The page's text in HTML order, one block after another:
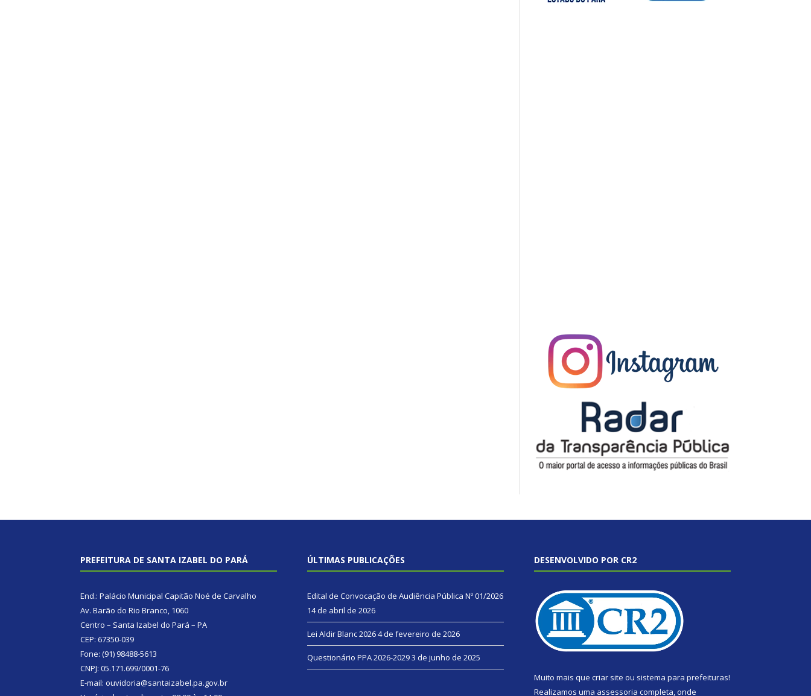
PREFEITURA DE SANTA IZABEL DO PARÁ
End.: Palácio Municipal Capitão Noé de Carvalho
Av. Barão do Rio Branco, 1060
Centro – Santa Izabel do Pará – PA
CEP: 67350-039
Fone: (91) 98488-5613
CNPJ: 05.171.699/0001-76
E-mail: ouvidoria@santaizabel.pa.gov.br
ÚLTIMAS PUBLICAÇÕES
Edital de Convocação de Audiência Pública Nº 01/2026
14 de abril de 2026
Lei Aldir Blanc 20264 de fevereiro de 2026
Questionário PPA 2026-20293 de junho de 2025
DESENVOLVIDO POR CR2
Muito mais que criar site ou sistema para prefeituras!
Realizamos uma assessoria completa, onde